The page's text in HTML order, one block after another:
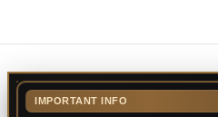
IMPORTANT INFO